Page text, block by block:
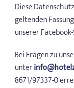
Diese
geltenden
unserer
Bei Fragen zu
unter
8671/97337-0